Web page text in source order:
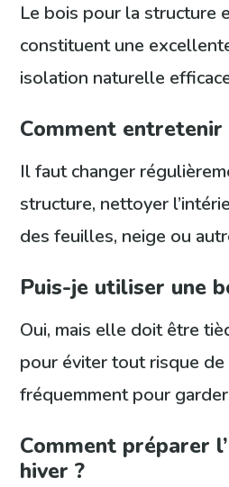
Le bois pour la structure
constituent une
isolation naturelle
Comment
Il faut changer
structure, nettoyer
des feuilles, neige ou
Puis-je utiliser une
Oui, mais elle doit être
pour éviter tout risque
fréquemment pour
Comment préparer
hiver ?